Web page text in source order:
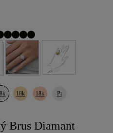
18k 18k Pt
Brus Diamant